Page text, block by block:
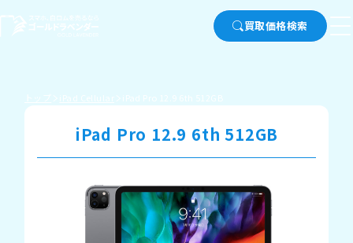
買取価格検索
トップ iPad Cellular iPad Pro 12.9 6th 512GB
iPad Pro 12.9 6th 512GB